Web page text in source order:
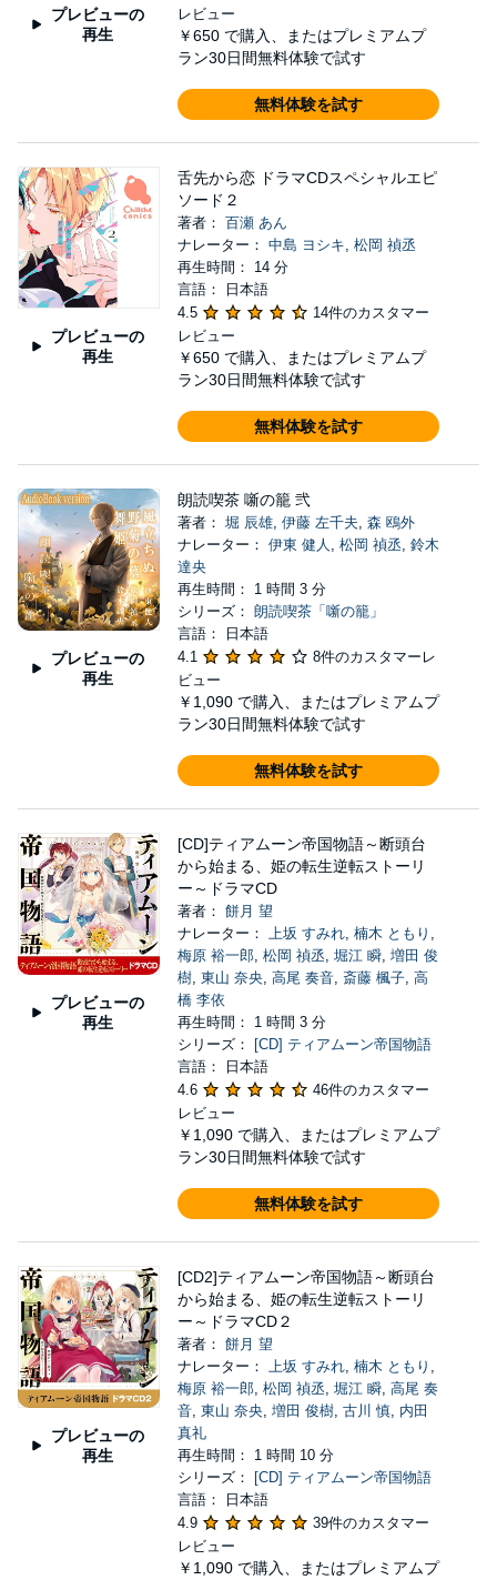
プレビューの
再生
レビュー
￥650 で購入、またはプレミアムプ
ラン30日間無料体験で試す
無料体験を試す
プレビューの
再生
舌先から恋 ドラマCDスペシャルエピ
ソード２
著者： 百瀬 あん
ナレーター： 中島 ヨシキ, 松岡 禎丞
再生時間： 14 分
言語： 日本語
4.5
14件のカスタマー
レビュー
￥650 で購入、またはプレミアムプ
ラン30日間無料体験で試す
無料体験を試す
プレビューの
再生
朗読喫茶 噺の籠 弐
著者： 堀 辰雄, 伊藤 左千夫, 森 鴎外
ナレーター： 伊東 健人 , 松岡 禎丞, 鈴木
達央
再生時間： 1 時間 3 分
シリーズ： 朗読喫茶「噺の籠」
言語： 日本語
4.1
8件のカスタマーレ
ビュー
￥1,090 で購入、またはプレミアムプ
ラン30日間無料体験で試す
無料体験を試す
プレビューの
再生
[CD]ティアムーン帝国物語～断頭台
から始まる、姫の転生逆転ストーリ
ー～ドラマCD
著者： 餅月 望
ナレーター： 上坂 すみれ, 楠木 ともり ,
梅原 裕一郎, 松岡 禎丞, 堀江 瞬, 増田 俊
樹, 東山 奈央, 高尾 奏音, 斎藤 楓子, 高
橋 李依
再生時間： 1 時間 3 分
シリーズ：
[CD] ティアムーン帝国物語
言語： 日本語
4.6
46件のカスタマー
レビュー
￥1,090 で購入、またはプレミアムプ
ラン30日間無料体験で試す
無料体験を試す
プレビューの
再生
[CD2]ティアムーン帝国物語～断頭台
から始まる、姫の転生逆転ストーリ
ー～ドラマCD２
著者： 餅月 望
ナレーター： 上坂 すみれ, 楠木 ともり ,
梅原 裕一郎, 松岡 禎丞, 堀江 瞬, 高尾 奏
音, 東山 奈央, 増田 俊樹, 古川 慎, 内田
真礼
再生時間： 1 時間 10 分
シリーズ：
[CD] ティアムーン帝国物語
言語： 日本語
4.9
39件のカスタマー
レビュー
￥1,090 で購入、またはプレミアムプ